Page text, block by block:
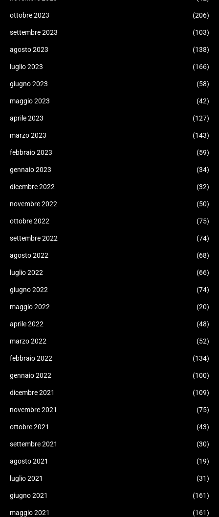
ottobre 2023 (206)
settembre 2023 (103)
agosto 2023 (138)
luglio 2023 (166)
giugno 2023 (58)
maggio 2023 (42)
aprile 2023 (127)
marzo 2023 (143)
febbraio 2023 (59)
gennaio 2023 (34)
dicembre 2022 (32)
novembre 2022 (50)
ottobre 2022 (75)
settembre 2022 (74)
agosto 2022 (68)
luglio 2022 (66)
giugno 2022 (74)
maggio 2022 (20)
aprile 2022 (48)
marzo 2022 (52)
febbraio 2022 (134)
gennaio 2022 (100)
dicembre 2021 (109)
novembre 2021 (75)
ottobre 2021 (43)
settembre 2021 (30)
agosto 2021 (19)
luglio 2021 (31)
giugno 2021 (161)
maggio 2021 (161)